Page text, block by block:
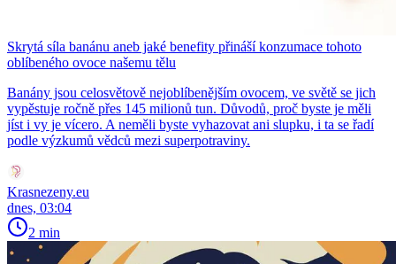
Skrytá síla banánu aneb jaké benefity přináší konzumace tohoto
oblíbeného ovoce našemu tělu
Banány jsou celosvětově nejoblíbenějším ovocem, ve světě se jich
vypěstuje ročně přes 145 milionů tun. Důvodů, proč byste je měli
jíst i vy je vícero. A neměli byste vyhazovat ani slupku, i ta se řadí
podle výzkumů vědců mezi superpotraviny.
Krasnezeny.eu
dnes, 03:04
2 min